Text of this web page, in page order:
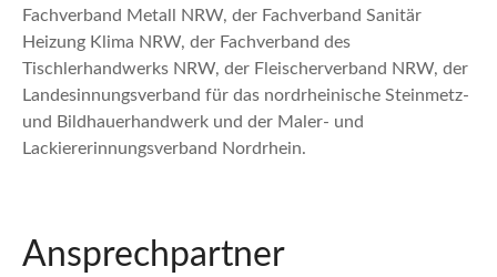
Fachverband Metall NRW, der Fachverband Sanitär
Heizung Klima NRW, der Fachverband des
Tischlerhandwerks NRW, der Fleischerverband NRW, der
Landesinnungsverband für das nordrheinische Steinmetz-
und Bildhauerhandwerk und der Maler- und
Lackiererinnungsverband Nordrhein.
Ansprechpartner